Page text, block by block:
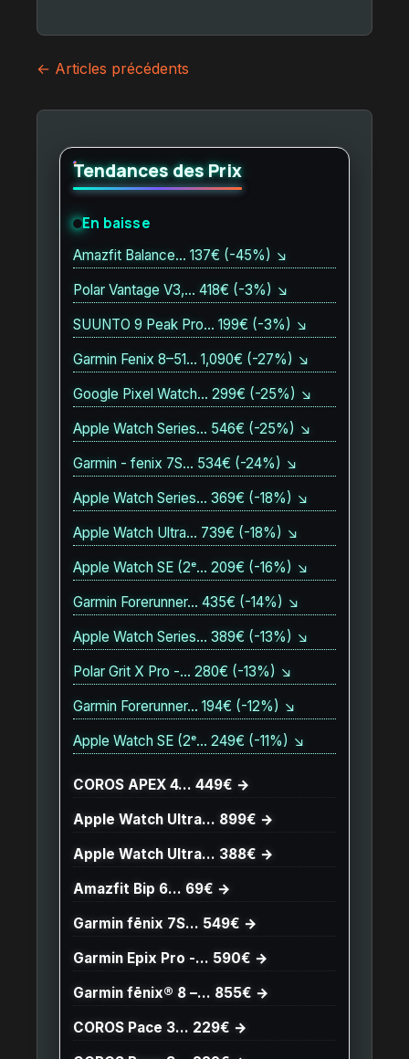
Navigation
des
← Articles précédents
Tendances des Prix
En baisse
Amazfit Balance… 137€ (-45%) ↘
Polar Vantage V3,… 418€ (-3%) ↘
SUUNTO 9 Peak Pro… 199€ (-3%) ↘
Garmin Fenix 8–51… 1,090€ (-27%) ↘
Google Pixel Watch… 299€ (-25%) ↘
Apple Watch Series… 546€ (-25%) ↘
Garmin - fenix 7S… 534€ (-24%) ↘
Apple Watch Series… 369€ (-18%) ↘
Apple Watch Ultra… 739€ (-18%) ↘
Apple Watch SE (2ᵉ… 209€ (-16%) ↘
Garmin Forerunner… 435€ (-14%) ↘
Apple Watch Series… 389€ (-13%) ↘
Polar Grit X Pro -… 280€ (-13%) ↘
Garmin Forerunner… 194€ (-12%) ↘
Apple Watch SE (2ᵉ… 249€ (-11%) ↘
COROS APEX 4… 449€ →
Apple Watch Ultra… 899€ →
Apple Watch Ultra… 388€ →
Amazfit Bip 6… 69€ →
Garmin fēnix 7S… 549€ →
Garmin Epix Pro -… 590€ →
Garmin fēnix® 8 –… 855€ →
COROS Pace 3… 229€ →